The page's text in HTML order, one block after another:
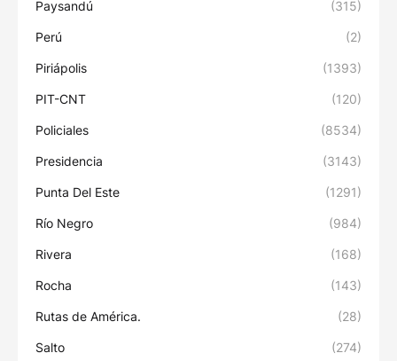
Paysandú (315)
Perú (2)
Piriápolis (1393)
PIT-CNT (120)
Policiales (8534)
Presidencia (3143)
Punta Del Este (1291)
Río Negro (984)
Rivera (168)
Rocha (143)
Rutas de América. (28)
Salto (274)